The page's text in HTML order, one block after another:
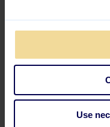
Use